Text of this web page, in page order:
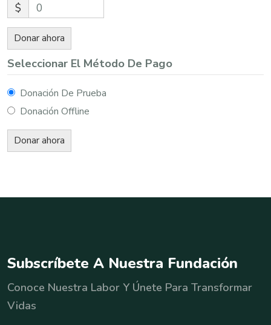
$ 0
Donar ahora
Seleccionar El Método De Pago
Donación De Prueba
Donación Offline
Subscríbete A Nuestra Fundación
Conoce Nuestra Labor Y Únete Para Transformar
Vidas